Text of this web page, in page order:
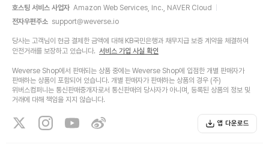
호스팅 서비스 사업자 Amazon Web Services, Inc., NAVER Cloud
전자우편주소 support@weverse.io
당사는 고객님이 현금 결제한 금액에 대해 KB국민은행과 채무지급 보증 계약을 체결하여
안전거래를 보장하고 있습니다. 서비스 가입 사실 확인
Weverse Shop에서 판매되는 상품 중에는 Weverse Shop에 입점한 개별 판매자가
판매하는 상품이 포함되어 있습니다. 개별 판매자가 판매하는 상품의 경우 (주)
위버스컴퍼니는 통신판매중개자로서 통신판매의 당사자가 아니며, 등록된 상품의 정보 및
거래에 대해 책임을 지지 않습니다.
앱 다운로드